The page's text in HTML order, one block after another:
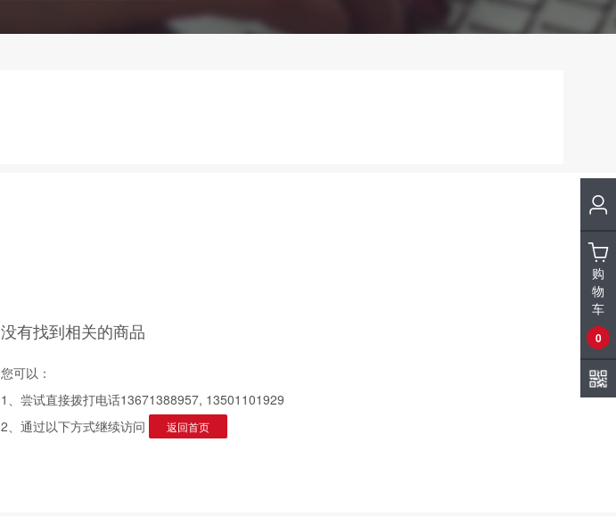
没有找到相关的商品
您可以：
1、尝试直接拨打电话13671388957, 13501101929
2、通过以下方式继续访问
返回首页
购
物
车
0